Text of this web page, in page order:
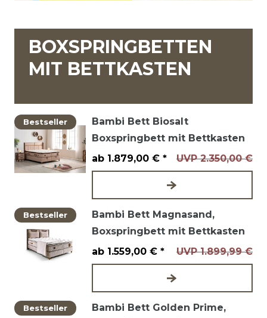
BOXSPRINGBETTEN
MIT BETTKASTEN
Bestseller
Bambi Bett Biosalt
Boxspringbett mit Bettkasten
UVP 2.350,00 €
ab 1.879,00 € *
Bestseller
Bambi Bett Magnasand,
Boxspringbett mit Bettkasten
UVP 1.899,99 €
ab 1.559,00 € *
Bestseller
Bambi Bett Golden Prime,